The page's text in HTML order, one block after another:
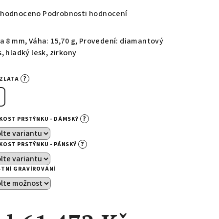
Podrobnosti hodnocení
8 mm, Váha: 15,70 g, Provedení: diamantový
hladký lesk, zirkony
?
PRSTÝNKU - DÁMSKÝ ?
PRSTÝNKU - PÁNSKÝ ?
GRAVÍROVÁNÍ